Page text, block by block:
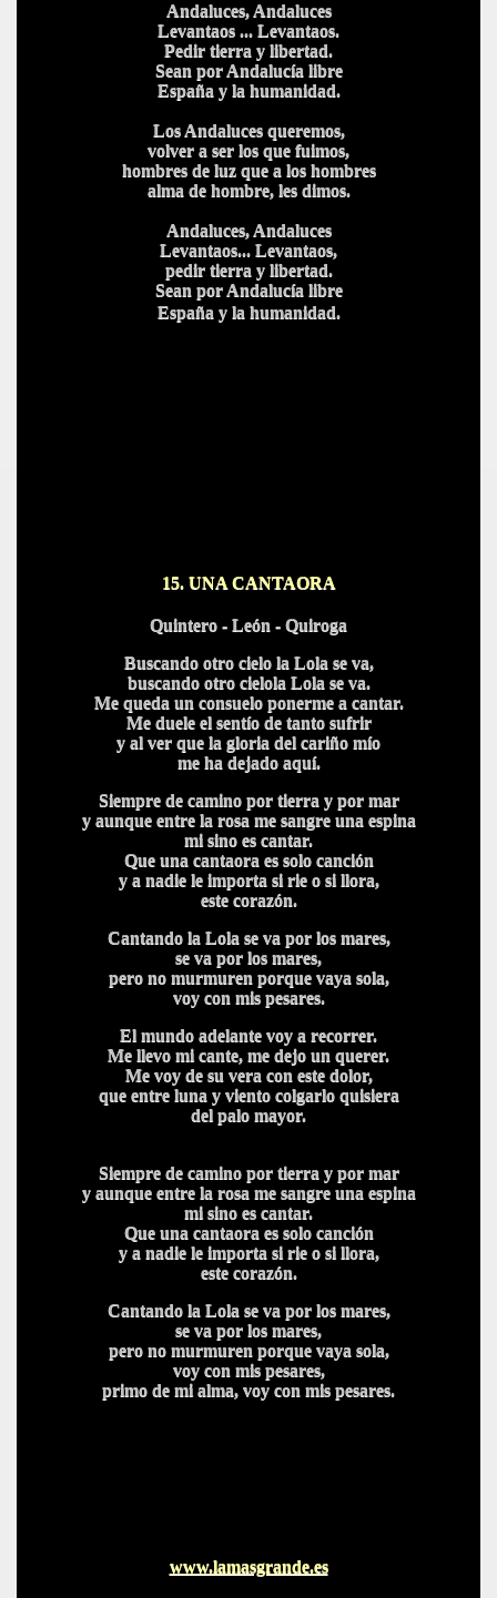
Andaluces, Andaluces
Levantaos ... Levantaos.
Pedir tierra y libertad.
Sean por Andalucía libre
España y la humanidad.
Los Andaluces queremos,
volver a ser los que fuimos,
hombres de luz que a los hombres
alma de hombre, les dimos.
Andaluces, Andaluces
Levantaos... Levantaos,
pedir tierra y libertad.
Sean por Andalucía libre
España y la humanidad.
15. UNA CANTAORA
Quintero - León - Quiroga
Buscando otro cielo la Lola se va,
buscando otro cielola Lola se va.
Me queda un consuelo ponerme a cantar.
Me duele el sentío de tanto sufrir
y al ver que la gloria del cariño mío
me ha dejado aquí.
Siempre de camino por tierra y por mar
y aunque entre la rosa me sangre una espina
mi sino es cantar.
Que una cantaora es solo canción
y a nadie le importa si rie o si llora,
este corazón.
Cantando la Lola se va por los mares,
se va por los mares,
pero no murmuren porque vaya sola,
voy con mis pesares.
El mundo adelante voy a recorrer.
Me llevo mi cante, me dejo un querer.
Me voy de su vera con este dolor,
que entre luna y viento colgarlo quisiera
del palo mayor.
Siempre de camino por tierra y por mar
y aunque entre la rosa me sangre una espina
mi sino es cantar.
Que una cantaora es solo canción
y a nadie le importa si rie o si llora,
este corazón.
Cantando la Lola se va por los mares,
se va por los mares,
pero no murmuren porque vaya sola,
voy con mis pesares,
primo de mi alma, voy con mis pesares.
www.lamasgrande.es